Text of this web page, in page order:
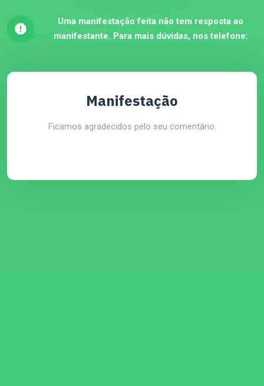
Uma manifestação feita não tem resposta ao
manifestante. Para mais dúvidas, nos telefone:
Manifestação
Ficamos agradecidos pelo seu comentário.